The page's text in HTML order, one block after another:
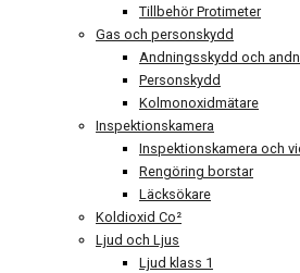
Tillbehör Protimeter
Gas och personskydd
Andningsskydd och
Personskydd
Kolmonoxidmätare
Inspektionskamera
Inspektionskamera och
Rengöring borstar
Läcksökare
Koldioxid Co²
Ljud och Ljus
Ljud klass 1